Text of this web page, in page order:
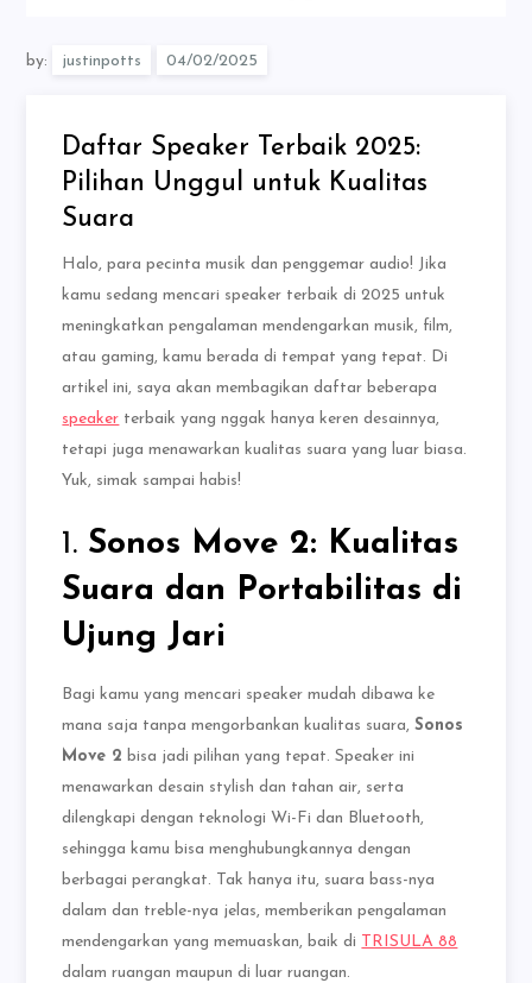
by: justinpotts
Daftar Speaker Terbaik 2025:
Pilihan Unggul untuk Kualitas
Suara
Halo, para pecinta musik dan penggemar audio! Jika
kamu sedang mencari speaker terbaik di 2025 untuk
meningkatkan pengalaman mendengarkan musik, film,
atau gaming, kamu berada di tempat yang tepat. Di
artikel ini, saya akan membagikan daftar beberapa
speaker terbaik yang nggak hanya keren desainnya,
tetapi juga menawarkan kualitas suara yang luar biasa.
Yuk, simak sampai habis!
1. Sonos Move 2: Kualitas
Suara dan Portabilitas di
Ujung Jari
Bagi kamu yang mencari speaker mudah dibawa ke
mana saja tanpa mengorbankan kualitas suara,Sonos
Move 2 bisa jadi pilihan yang tepat. Speaker ini
menawarkan desain stylish dan tahan air, serta
dilengkapi dengan teknologi Wi-Fi dan Bluetooth,
sehingga kamu bisa menghubungkannya dengan
berbagai perangkat. Tak hanya itu, suara bass-nya
dalam dan treble-nya jelas, memberikan pengalaman
mendengarkan yang memuaskan, baik di
TRISULA 88
dalam ruangan maupun di luar ruangan.